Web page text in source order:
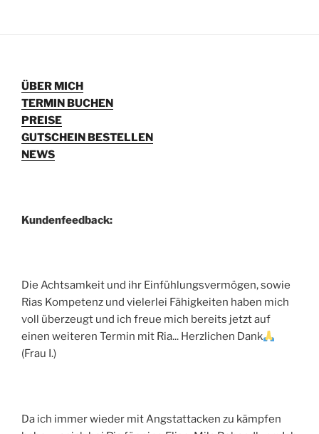
ÜBER MICH
TERMIN BUCHEN
PREISE
GUTSCHEIN BESTELLEN
NEWS
Kundenfeedback:
Die Achtsamkeit und ihr Einfühlungsvermögen, sowie
Rias Kompetenz und vielerlei Fähigkeiten haben mich
voll überzeugt und ich freue mich bereits jetzt auf
einen weiteren Termin mit Ria... Herzlichen Dank
(Frau I.)
Da ich immer wieder mit Angstattacken zu kämpfen